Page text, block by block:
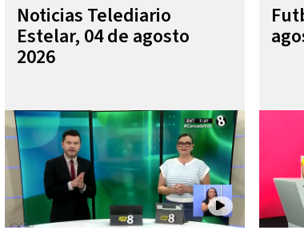
Noticias Telediario
Estelar, 04 de agosto
2026